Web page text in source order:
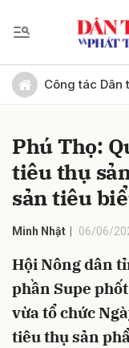
Công tác Dân
Phú Thọ:
tiêu thụ
sản tiêu
Minh Nhật 06/06/
Hội Nông dân
phần Supe
vừa tổ chức
tiêu thụ sản
Gửi bình luận